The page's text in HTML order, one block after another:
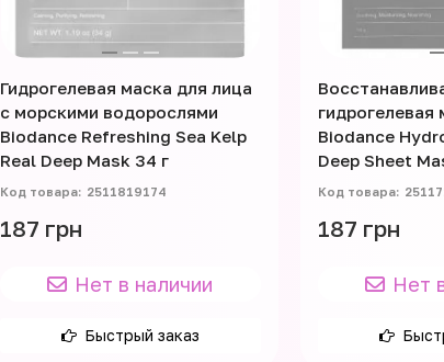
Гидрогелевая маска для лица
с морскими водорослями
Biodance Refreshing Sea Kelp
Real Deep Mask 34 г
2511819174
187 грн
Нет в наличии
Быстрый заказ
гидрогелевая
Biodance
Deep Sheet
187 грн
Нет